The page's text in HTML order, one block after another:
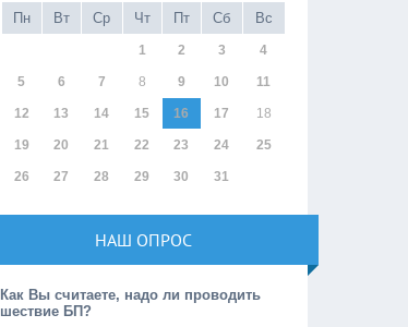
Пн
Вт Ср Чт Пт Сб Вс
1 2 3 4
5 6 7 8 9 10 11
12 13 14 15 16 17 18
19 20 21 22 23 24 25
26 27 28 29 30 31
НАШ ОПРОС
Как Вы считаете, надо ли проводить
шествие БП?